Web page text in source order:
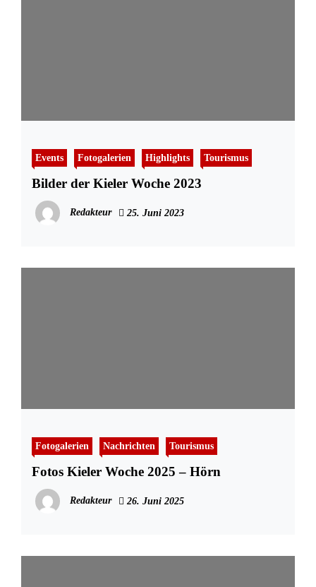
Events Fotogalerien Highlights Tourismus
Bilder der Kieler Woche 2023
Redakteur 25. Juni 2023
Fotogalerien Nachrichten Tourismus
Fotos Kieler Woche 2025 – Hörn
Redakteur 26. Juni 2025